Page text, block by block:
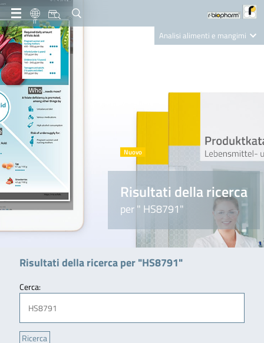
IT
Analisi alimenti e mangimi
Nutrition Care
Risultati della ricerca
per " HS8791"
Risultati della ricerca per "HS8791"
Cerca: